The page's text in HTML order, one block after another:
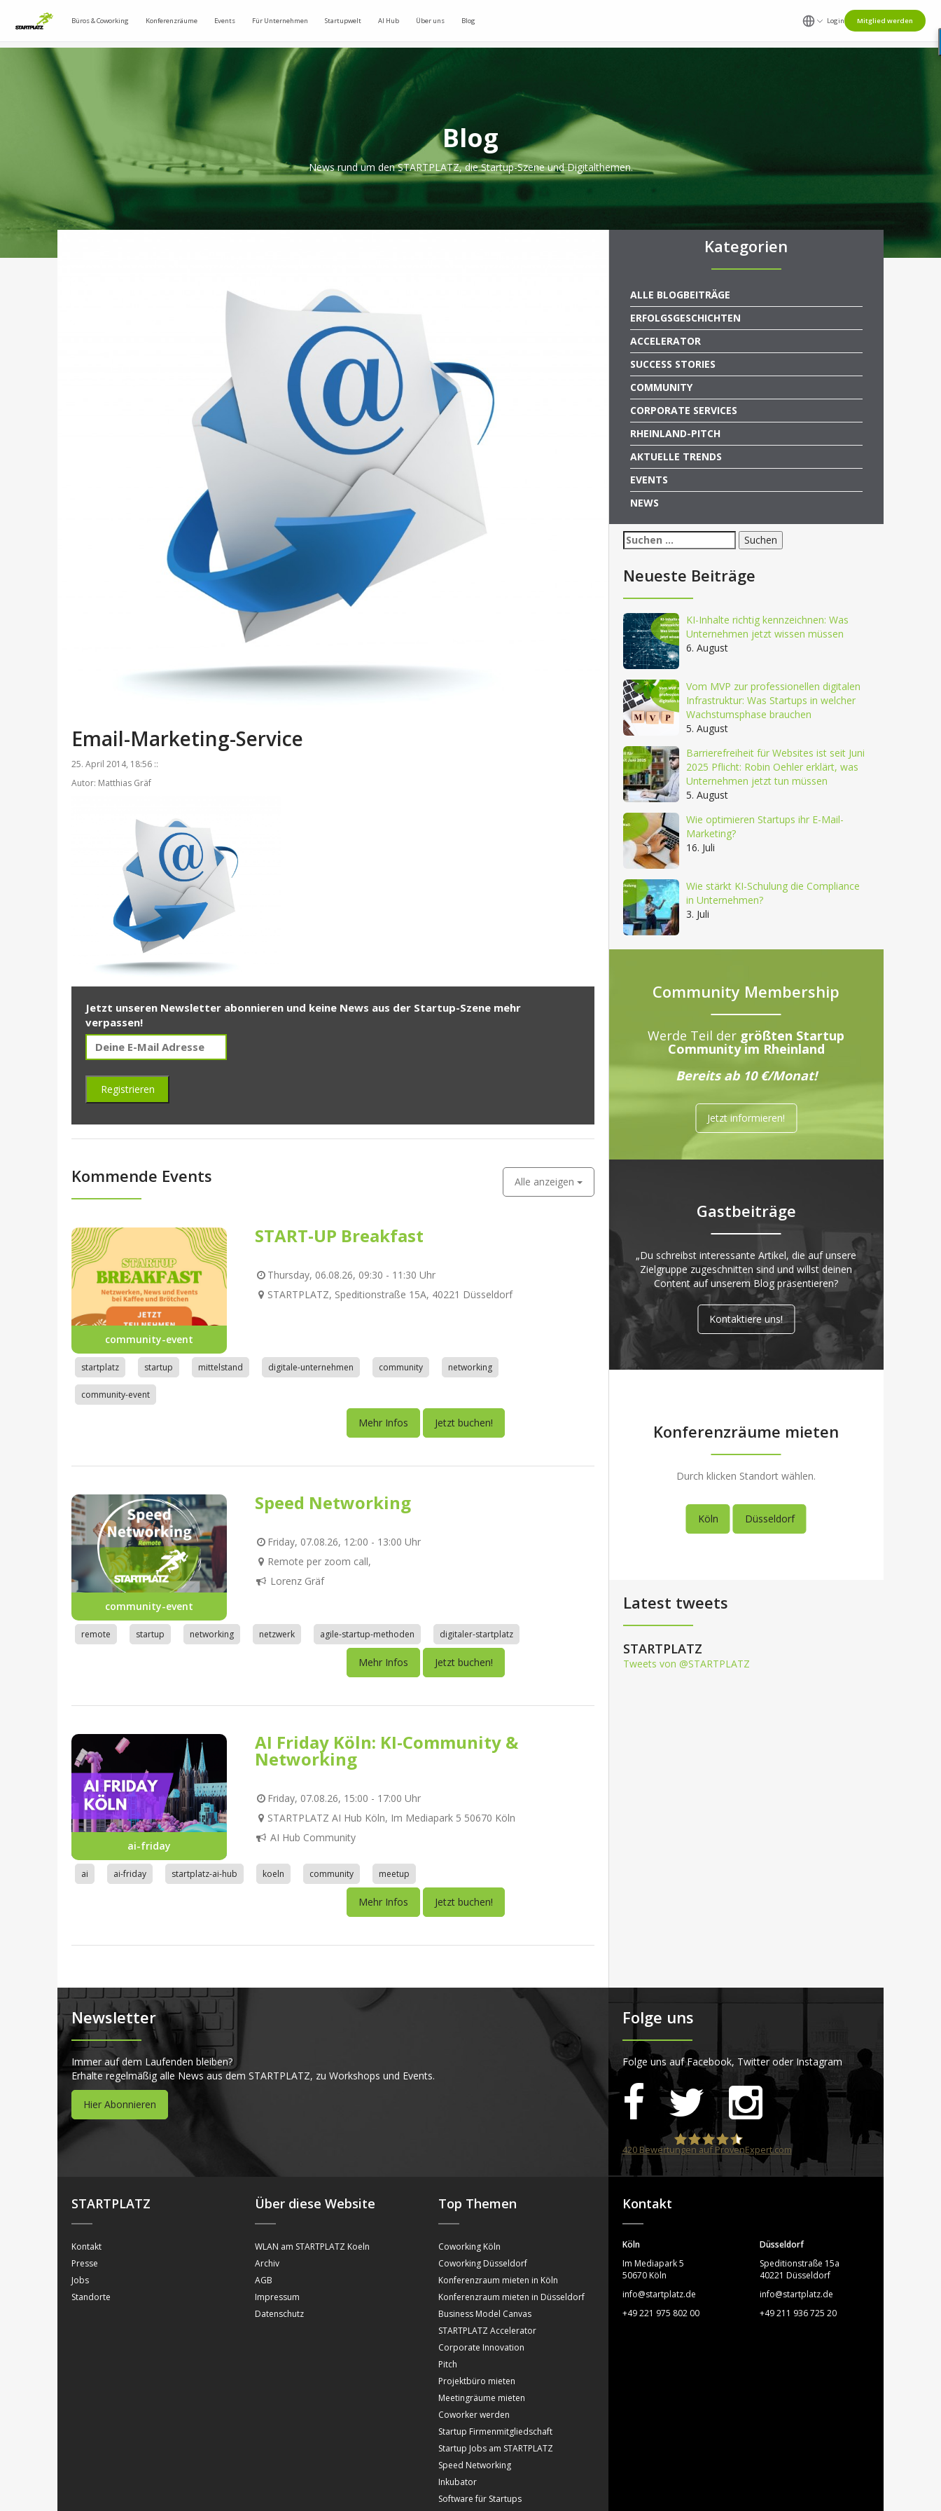
Büros & Coworking Konferenzräume Events Für Unternehmen Startupwelt AI Hub Über uns Blog Login Mitglied werden
Blog
News rund um den STARTPLATZ, die Startup-Szene und Digitalthemen.
Email-Marketing-Service
25. April 2014, 18:56 ::
Autor: Matthias Gräf
Jetzt unseren Newsletter abonnieren und keine News aus der Startup-Szene mehr
verpassen!
Kommende Events Alle anzeigen
community-event
START-UP Breakfast
Thursday, 06.08.26, 09:30 - 11:30 Uhr
STARTPLATZ, Speditionstraße 15A, 40221 Düsseldorf
startplatz startup mittelstand digitale-unternehmen community networking
community-event
Mehr Infos Jetzt buchen!
community-event
Speed Networking
Friday, 07.08.26, 12:00 - 13:00 Uhr
Remote per zoom call,
Lorenz Gräf
remote startup networking netzwerk agile-startup-methoden digitaler-startplatz
Mehr Infos Jetzt buchen!
ai-friday
AI Friday Köln: KI-Community &
Networking
Friday, 07.08.26, 15:00 - 17:00 Uhr
STARTPLATZ AI Hub Köln, Im Mediapark 5 50670 Köln
AI Hub Community
ai ai-friday startplatz-ai-hub koeln community meetup
Mehr Infos Jetzt buchen!
Kategorien
ALLE BLOGBEITRÄGE
ERFOLGSGESCHICHTEN
ACCELERATOR
SUCCESS STORIES
COMMUNITY
CORPORATE SERVICES
RHEINLAND-PITCH
AKTUELLE TRENDS
EVENTS
NEWS
Suchen
nach:
Neueste Beiträge
KI-Inhalte richtig kennzeichnen: Was
Unternehmen jetzt wissen müssen
6. August
Vom MVP zur professionellen digitalen
Infrastruktur: Was Startups in welcher
Wachstumsphase brauchen
5. August
Barrierefreiheit für Websites ist seit Juni
2025 Pflicht: Robin Oehler erklärt, was
Unternehmen jetzt tun müssen
5. August
Wie optimieren Startups ihr E-Mail-
Marketing?
16. Juli
Wie stärkt KI-Schulung die Compliance
in Unternehmen?
3. Juli
Community Membership
Werde Teil der größten Startup
Community im Rheinland
Bereits ab 10 €/Monat!
Jetzt informieren!
Gastbeiträge
„Du schreibst interessante Artikel, die auf unsere
Zielgruppe zugeschnitten sind und willst deinen
Content auf unserem Blog präsentieren?
Kontaktiere uns!
Konferenzräume mieten
Durch klicken Standort wählen.
Köln Düsseldorf
Latest tweets
STARTPLATZ
Tweets von @STARTPLATZ
Newsletter
Immer auf dem Laufenden bleiben?
Erhalte regelmäßig alle News aus dem STARTPLATZ, zu Workshops und Events.
Hier Abonnieren
Folge uns
Folge uns auf Facebook, Twitter oder Instagram
STARTPLATZ
420Bewertungen auf ProvenExpert.com
STARTPLATZ
Kontakt
Presse
Jobs
Standorte
Über diese Website
WLAN am STARTPLATZ Koeln
Archiv
AGB
Impressum
Datenschutz
Top Themen
Coworking Köln
Coworking Düsseldorf
Konferenzraum mieten in Köln
Konferenzraum mieten in Düsseldorf
Business Model Canvas
STARTPLATZ Accelerator
Corporate Innovation
Pitch
Projektbüro mieten
Meetingräume mieten
Coworker werden
Startup Firmenmitgliedschaft
Startup Jobs am STARTPLATZ
Speed Networking
Inkubator
Software für Startups
Kontakt
Köln
Im Mediapark 5
50670 Köln
info@startplatz.de
+49 221 975 802 00
Düsseldorf
Speditionstraße 15a
40221 Düsseldorf
info@startplatz.de
+49 211 936 725 20